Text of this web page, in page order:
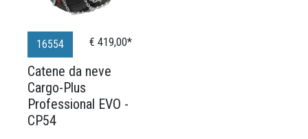
16554 € 419,00*
Catene da neve
Cargo-Plus
Professional EVO -
CP54